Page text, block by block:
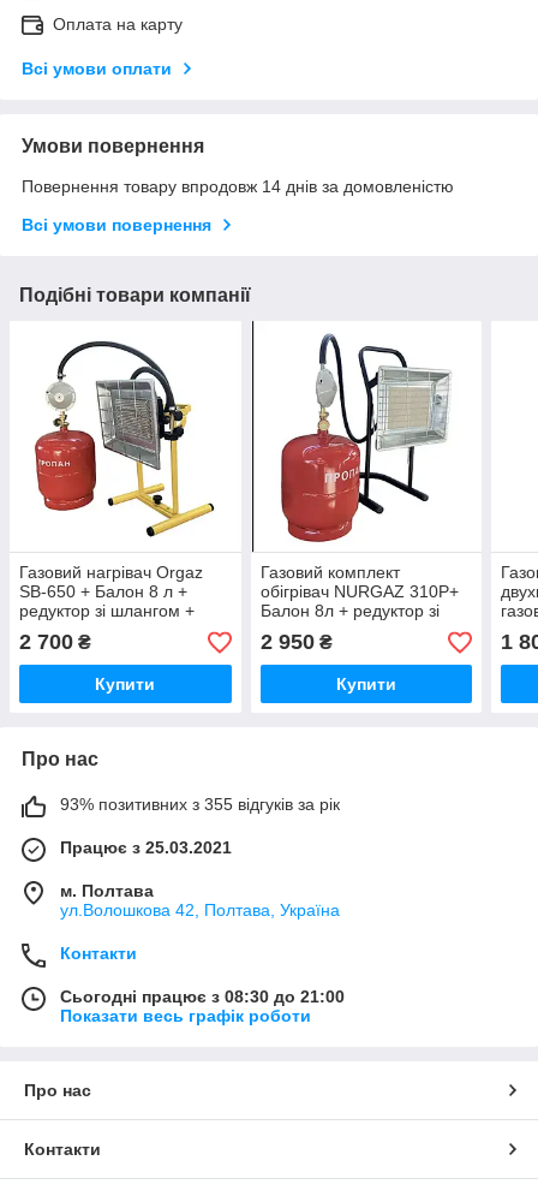
Оплата на карту
Всі умови оплати
Умови повернення
Повернення товару впродовж 14 днів за домовленістю
Всі умови повернення
Подібні товари компанії
Газовий нагрівач Orgaz
SB-650 + Балон 8 л +
редуктор зі шлангом +
пальник на балон у
подарунок
2 700 ₴
Купити
Газовий комплект
обігрівач NURGAZ 310P+
Балон 8л + редуктор зі
шлангом + пальник на
балон у подарунок
2 950₴
Купити
1
Про нас
93% позитивних з 355 відгуків за рік
Працює з 25.03.2021
м. Полтава
ул.Волошкова 42, Полтава, Україна
Контакти
Сьогодні працює з 08:30 до 21:00
Показати весь графік роботи
Про нас
Контакти